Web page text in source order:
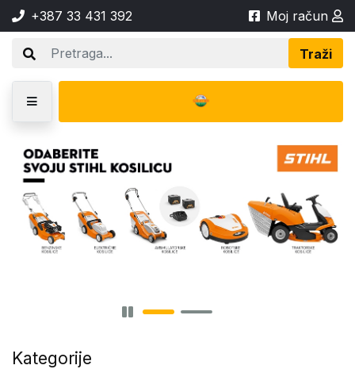
+387 33 431 392 Moj račun
Traži
Kategorije